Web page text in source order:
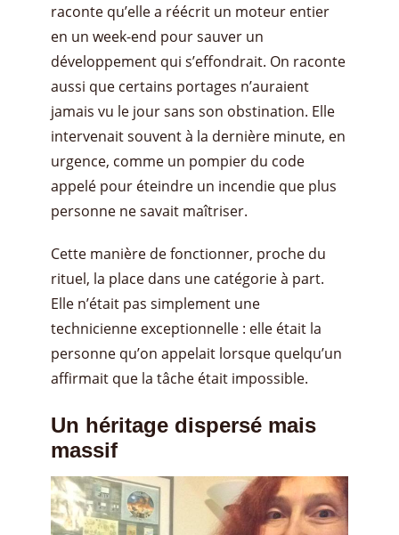
raconte qu’elle a réécrit un moteur entier
en un week-end pour sauver un
développement qui s’effondrait. On raconte
aussi que certains portages n’auraient
jamais vu le jour sans son obstination. Elle
intervenait souvent à la dernière minute, en
urgence, comme un pompier du code
appelé pour éteindre un incendie que plus
personne ne savait maîtriser.
Cette manière de fonctionner, proche du
rituel, la place dans une catégorie à part.
Elle n’était pas simplement une
technicienne exceptionnelle : elle était la
personne qu’on appelait lorsque quelqu’un
affirmait que la tâche était impossible.
Un héritage dispersé mais
massif